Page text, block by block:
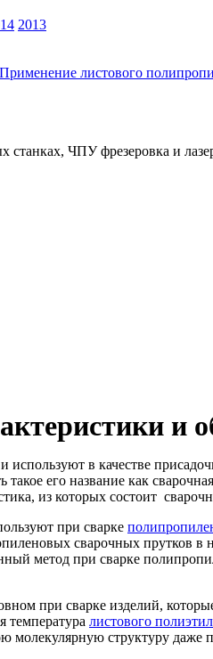
2013
Применение листового
ЧПУ фрезеровка и
и
в качестве
его название как
из которых состоит
при сварке
сварочных прутков
метод при сварке
при сварке изделий,
температура листового
молекулярную структуру